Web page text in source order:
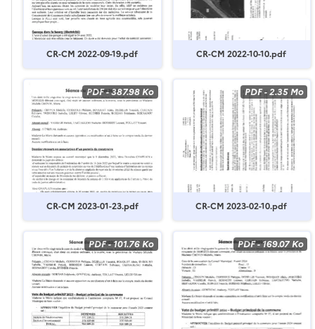
CR-CM 2022-09-19.pdf CR-CM 2022-10-10.pdf
PDF-387.98 Ko
CR-CM 2023-01-23.pdf
PDF-2.35 Mo
CR-CM 2023-02-10.pdf
PDF-101.76 Ko PDF-169.07 Ko